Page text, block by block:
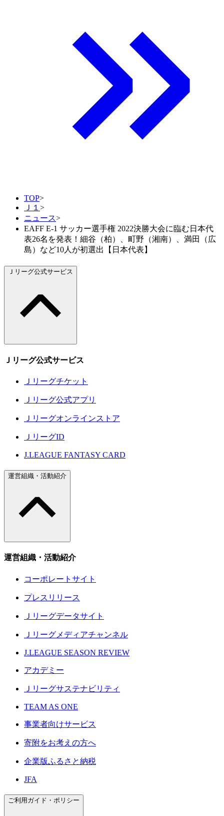
TOP>
Ｊ１ >
ニュース>
EAFF E-1 サッカー選手権 2022決勝大会に臨む日本代
表26名を発表！細谷（柏）、町野（湘南）、満田（広
島）など10人が初選出【日本代表】
Ｊリーグ公式サービス
Ｊリーグ公式サービス
Ｊリーグチケット
Ｊリーグ公式アプリ
Ｊリーグオンラインストア
ＪリーグID
J.LEAGUE FANTASY CARD
運営組織・活動紹介
運営組織・活動紹介
コーポレートサイト
プレスリリース
Ｊリーグデータサイト
Ｊリーグメディアチャンネル
J.LEAGUE SEASON REVIEW
アカデミー
Ｊリーグサステナビリティ
TEAM AS ONE
事業者向けサービス
寄附をお考えの方へ
企業版ふるさと納税
JFA
ご利用ガイド・ポリシー